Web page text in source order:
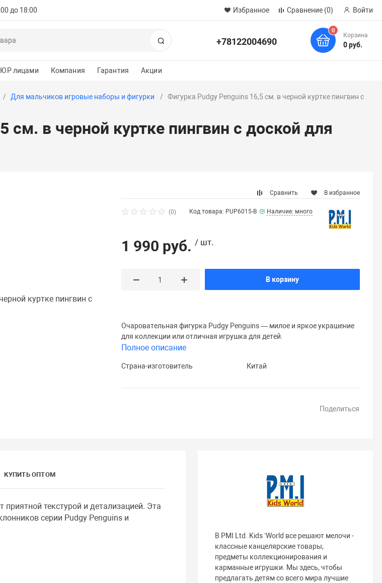
до 18:00 Избранное Сравнение (0) Войти
+78122004690
0
Корзина
0 руб.
ЮР лицами Компания Гарантия Акции
Для мальчиков игровые наборы и фигурки
Фигурка Pudgy Penguins 16,5 см. в черной куртке пингвин с
см. в черной куртке пингвин с доской для
Сравнить В избранное
(0) Код товара: PUP6015-B Наличие: много
1 990 руб. / шт.
В корзину
Очаровательная фигурка Pudgy Penguins — милое и яркое украшение
для коллекции или отличная игрушка для детей.
Полное описание
Страна-изготовитель Китай
Поделиться
КУПИТЬ ОПТОМ
текстурой и детализацией. Эта
серии Pudgy Penguins и
В PMI Ltd. Kids ’World все решают мелочи -
классные канцелярские товары,
предметы коллекционирования и
карманные игрушки. Мы здесь, чтобы
предлагать детям со всего мира лучшие